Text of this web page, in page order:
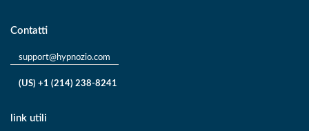
Contatti
support@hypnozio.com
(US) +1 (214) 238-8241
link utili